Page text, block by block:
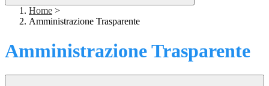
Home >
Amministrazione Trasparente
Amministrazione Trasparente